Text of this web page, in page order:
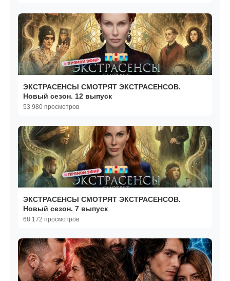
ЭКСТРАСЕНСЫ СМОТРЯТ ЭКСТРАСЕНСОВ.
Новый сезон. 12 выпуск
53 980 просмотров
ЭКСТРАСЕНСЫ СМОТРЯТ ЭКСТРАСЕНСОВ.
Новый сезон. 7 выпуск
68 172 просмотров